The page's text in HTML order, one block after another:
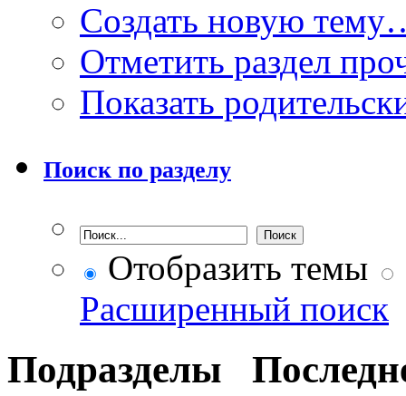
Создать новую
Отметить раздел
Показать
Поиск по разделу
Отобразить темы
Расширенный поиск
Подразделы